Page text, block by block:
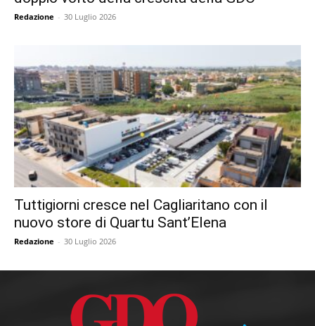
Redazione - 30 Luglio 2026
Tuttigiorni cresce nel Cagliaritano con il
nuovo store di Quartu Sant’Elena
Redazione - 30 Luglio 2026